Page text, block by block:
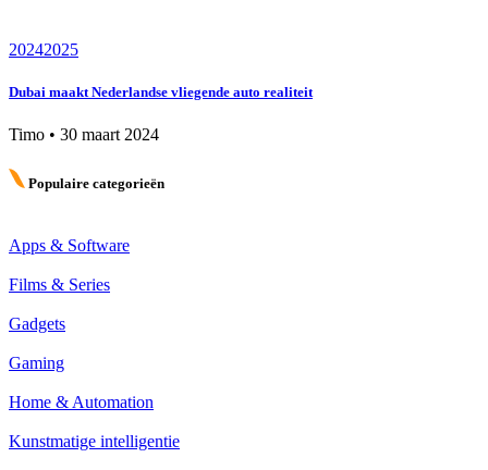
20242025
Dubai maakt Nederlandse vliegende auto realiteit
Timo • 30 maart 2024
Populaire categorieën
Apps & Software
Films & Series
Gadgets
Gaming
Home & Automation
Kunstmatige intelligentie